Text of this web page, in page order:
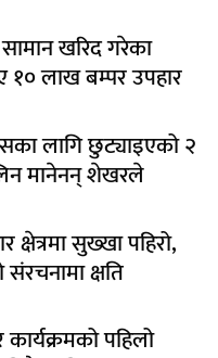
खरिद गरेका
१० लाख बम्पर उपहार
लागि छुट्याइएको २
मानेनन् शेखरले
क्षेत्रमा सुख्खा पहिरो,
संरचनामा क्षति
पहिलो